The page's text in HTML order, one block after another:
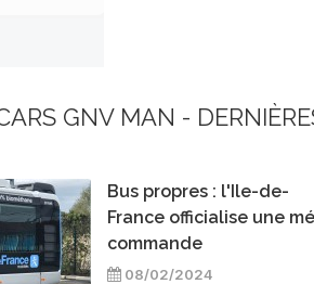
GNV MAN -
Bus propres : l'Ile-de-
France officialise une
commande
08/02/2024